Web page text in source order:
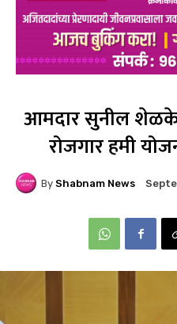
आमदार सुनील शेळके
रोजगार हमी
By Shabnam News